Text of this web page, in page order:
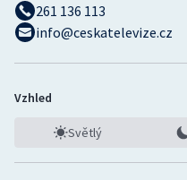
261 136 113
info@ceskatelevize.cz
Vzhled
Světlý